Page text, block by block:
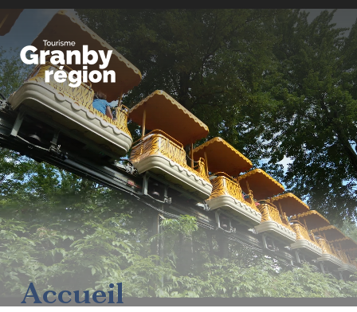
Familiaux
Granby Région
Accueil